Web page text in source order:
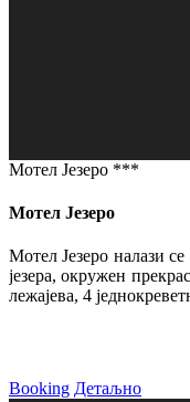
Мотел Језеро ***
Мотел Језеро
Мотел Језеро налази
језера, окружен
лежајева, 4
Booking Детаљно